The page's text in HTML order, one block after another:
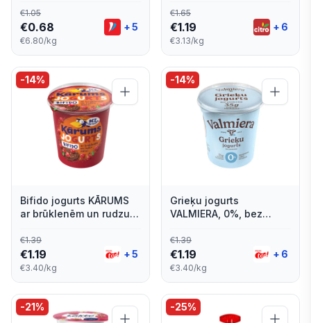
€1.05
€0.68
€6.80/kg
+5
€1.65
€1.19
€3.13/kg
+ 6
-14%
Bifido jogurts KĀRUMS
ar brūklenēm un rudzu
350g
€1.39
€1.19
€3.40/kg
+5
-14%
Grieķu jogurts
VALMIERA, 0%, bez
€1.39
€1.19
€3.40/kg
+ 6
-21% -25%